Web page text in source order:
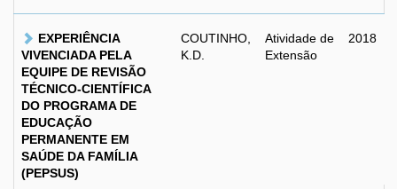
EXPERIÊNCIA
VIVENCIADA PELA
EQUIPE DE REVISÃO
TÉCNICO-CIENTÍFICA
DO PROGRAMA DE
EDUCAÇÃO
PERMANENTE EM
SAÚDE DA FAMÍLIA
(PEPSUS)
COUTINHO,
K.D.
Atividade de
Extensão
2018